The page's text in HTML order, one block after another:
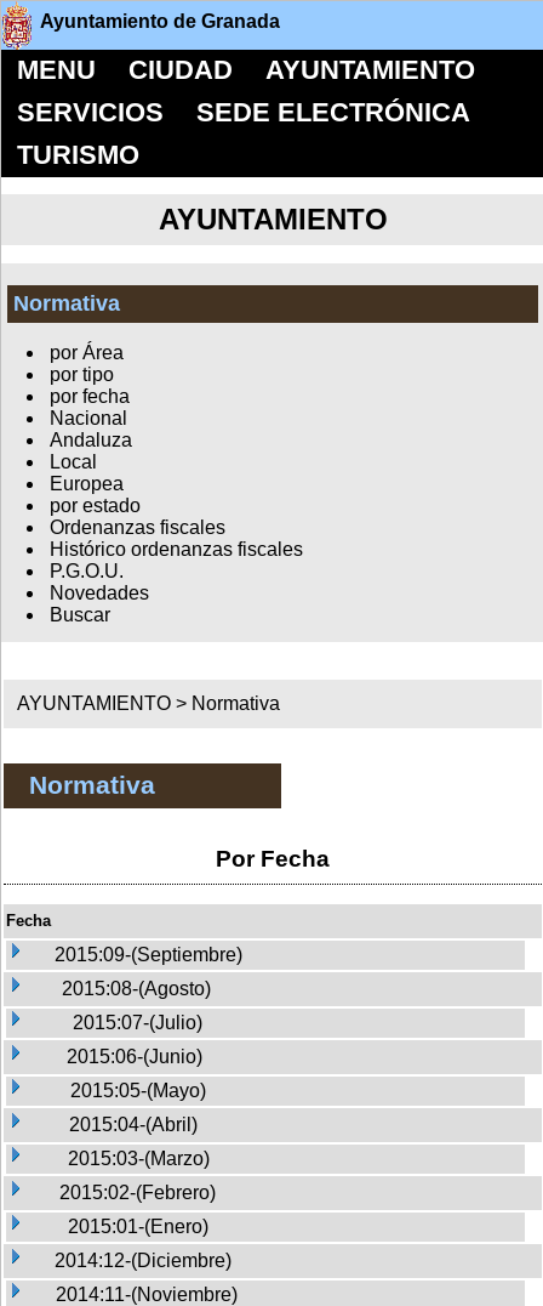
Ayuntamiento de Granada
MENU CIUDAD
AYUNTAMIENTO
SERVICIOS
SEDE ELECTRÓNICA
TURISMO
AYUNTAMIENTO
Normativa
por Área
por tipo
por fecha
Nacional
Andaluza
Local
Europea
por estado
Ordenanzas fiscales
Histórico ordenanzas fiscales
P.G.O.U.
Novedades
Buscar
AYUNTAMIENTO > Normativa
Normativa
Por Fecha
Fecha
2015:09-(Septiembre)
2015:08-(Agosto)
2015:07-(Julio)
2015:06-(Junio)
2015:05-(Mayo)
2015:04-(Abril)
2015:03-(Marzo)
2015:02-(Febrero)
2015:01-(Enero)
2014:12-(Diciembre)
2014:11-(Noviembre)